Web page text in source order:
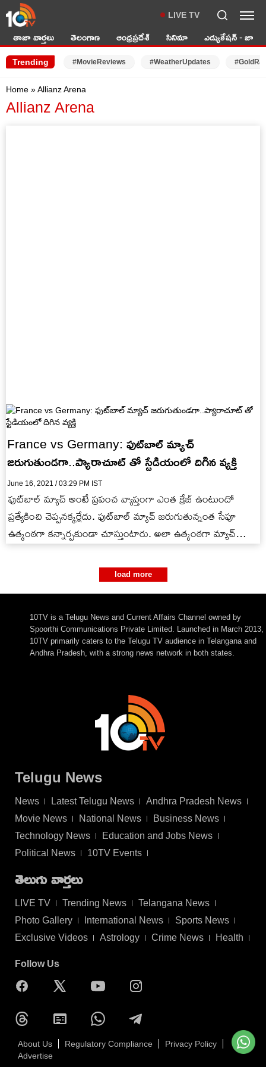
LIVE TV
తాజా వార్తలు తెలంగాణ ఆంధ్రప్రదేశ్ సినిమా ఎడ్యుకేషన్ - జాబ్స్
Trending #MovieReviews #WeatherUpdates
Home »Allianz Arena
Allianz Arena
France vs Germany: ఫుట్‌బాల్‌ మ్యాచ్‌
జరుగుతుండగా..ప్యారాచూట్ తో స్టేడియంలో దిగిన వ్యక్తి
June 16, 2021 / 03:29 PM IST
ఫుట్‌బాల్‌ మ్యాచ్‌ అంటే ప్రపంచ వ్యాప్తంగా ఎంత క్రేజ్ ఉంటుందో
ప్రత్యేకించి చెప్పనక్కర్లేదు. ఫుట్‌బాల్‌ మ్యాచ్‌ జరుగుతున్నంత సేపూ
ఉత్కంఠగా కన్నార్పకుండా చూస్తుంటారు. అలా ఉత్కంఠగా మ్యాచ్
load more
10TV is a Telugu News and Current Affairs Channel owned by
Spoorthi Communications Private Limited. Launched in March 2013,
10TV primarily caters to the Telugu TV audience in Telangana and
Andhra Pradesh, with a strong news network in both states.
Telugu News
News Latest Telugu News
Andhra Pradesh News
Movie News
National News
Business News
Technology News
Education and Jobs News
Political News
10TV Events
తెలుగు వార్తలు
LIVE TV Trending News
Telangana News
Photo Gallery
International News
Sports News
Exclusive Videos
Astrology Crime News Health
Follow Us
About Us Regulatory Compliance
Privacy Policy
Advertise